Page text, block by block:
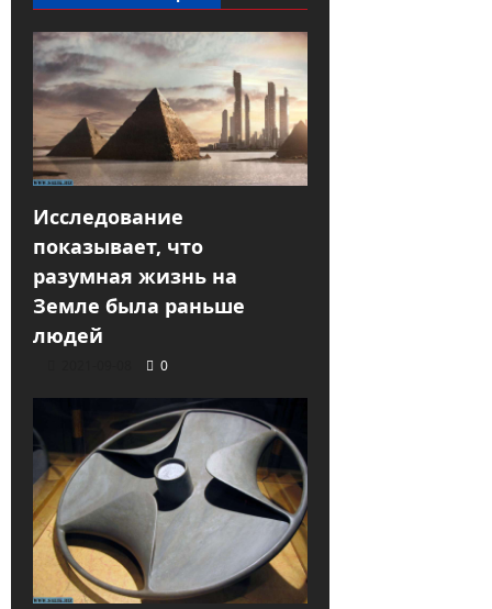
Исследование
показывает, что
разумная жизнь на
Земле была раньше
людей
0